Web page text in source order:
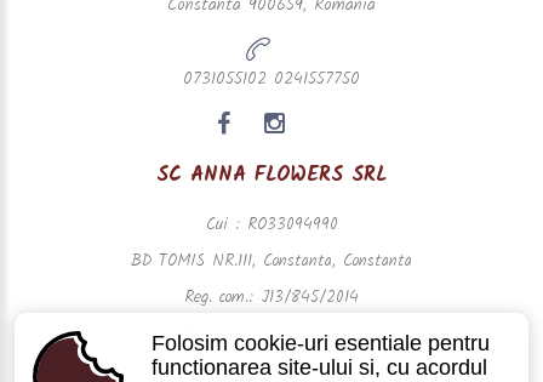
0731055102 0241557750
SC ANNA FLOWERS SRL
Cui : RO33094990
BD TOMIS NR.111, Constanta, Constanta
Reg. com.: J13/845/2014
Plata securizata prin visa
Folosim cookie-uri esentiale pentru
functionarea site-ului si, cu acordul